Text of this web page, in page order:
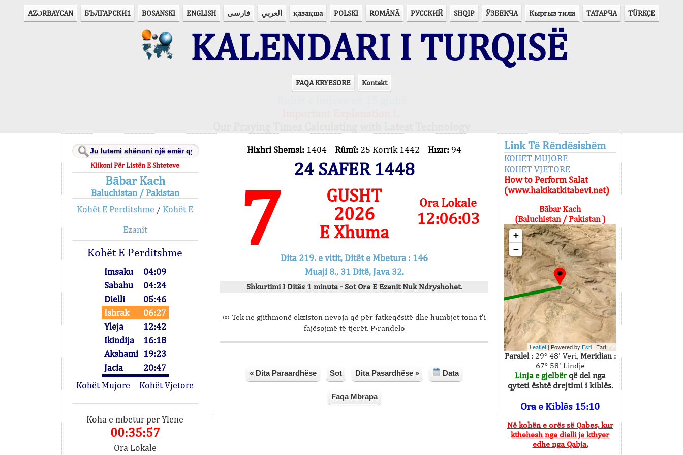
AZӘRBAYCAN БЪЛГАРСКИ1 BOSANSKI ENGLISH فارسی العربي қазақша POLSKI ROMÂNĂ РУССКИЙ SHQIP ЎЗБЕКЧА Кыргыз тили ТАТАРЧА TÜRKÇE
KALENDARI I TURQISË
FAQA KRYESORE Kontakt
Klikoni Për Listën E Shteteve
Bābar Kach
Baluchistan / Pakistan
Kohët E Perditshme / Kohët E
Ezanit
Kohët E Perditshme
Imsaku
04:09
Sabahu
04:24
Dielli
05:46
Ishrak
06:27
Yleja
12:42
Ikindija
16:18
Akshami 19:23
Jacia
20:47
Kohët Mujore
Kohët Vjetore
Koha e mbetur per Ylene
00:35:57
Ora Lokale
Hixhri Shemsi: 1404 Rûmî: 25 Korrik 1442 Hızır: 94
24 SAFER 1448
7
GUSHT
2026
E Xhuma
Ora Lokale
12:06:03
Dita 219. e vitit, Ditët e Mbetura : 146
Muaji 8., 31 Ditë, Java 32.
Shkurtimi I Ditës 1 minuta - Sot Ora E Ezanit Nuk Ndryshohet.
∞ Tek ne gjithmonë ekziston nevoja që për fatkeqësitë dhe humbjet tona t’i
fajësojmë të tjerët. P›randelo
« Dita Paraardhëse Sot Dita Pasardhëse » Data
Faqa Mbrapa
Link Të Rëndësishëm
KOHET MUJORE
KOHET VJETORE
How to Perform Salat
(www.hakikatkitabevi.net)
Bābar Kach
(Baluchistan / Pakistan )
+
−
Leaflet | Powered by Esri | Earthstar Geographics
Paralel :29° 48' Veri, Meridian :
67° 58' Lindje
Linja e gjelbërqë del nga
qyteti është drejtimi i kiblës.
Ora e Kiblës 15:10
Në kohën e orës së Qabes, kur
kthehesh nga dielli je kthyer
edhe nga Qabja.